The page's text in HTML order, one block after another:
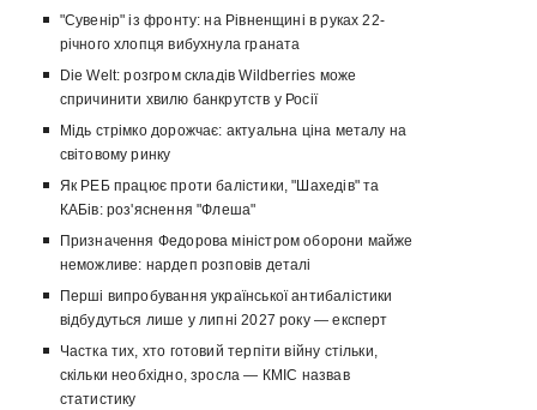
"Сувенір" із фронту: на Рівненщині в руках 22-
річного хлопця вибухнула граната
Die Welt: розгром складів Wildberries може
спричинити хвилю банкрутств у Росії
Мідь стрімко дорожчає: актуальна ціна металу на
світовому ринку
Як РЕБ працює проти балістики, "Шахедів" та
КАБів: роз'яснення "Флеша"
Призначення Федорова міністром оборони майже
неможливе: нардеп розповів деталі
Перші випробування української антибалістики
відбудуться лише у липні 2027 року — експерт
Частка тих, хто готовий терпіти війну стільки,
скільки необхідно, зросла — КМІС назвав
статистику